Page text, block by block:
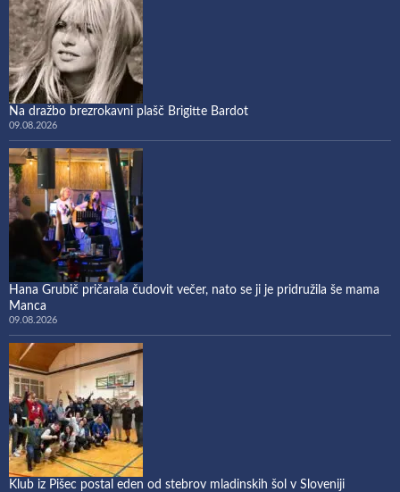
Na dražbo brezrokavni plašč Brigitte Bardot
09.08.2026
Hana Grubič pričarala čudovit večer, nato se ji je pridružila še mama
Manca
09.08.2026
Klub iz Pišec postal eden od stebrov mladinskih šol v Sloveniji